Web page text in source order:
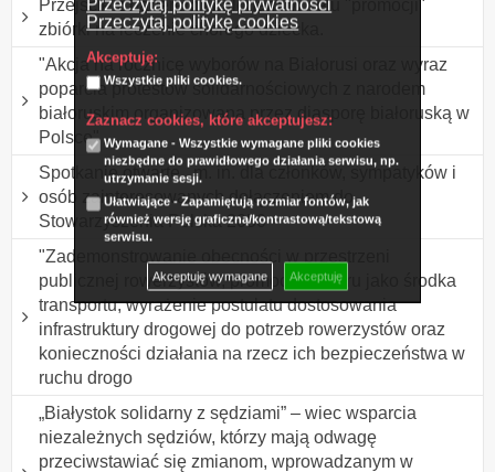
Przeczytaj politykę prywatności
Przeczytaj politykę cookies
Akceptuję:
Wszystkie pliki cookies.
Zaznacz cookies, które akceptujesz:
Wymagane - Wszystkie wymagane pliki cookies
niezbędne do prawidłowego działania serwisu, np.
utrzymanie sesji.
Ułatwiające - Zapamiętują rozmiar fontów, jak
również wersję graficzną/kontrastową/tekstową
serwisu.
Akceptuję wymagane Akceptuję
Przejście z banerem i balonami w celu "promocji"
zbiórki na leczenie chorego dziecka.
"Akcja na rocznicę wyborów na Białorusi oraz wyraz
poparcia protestów solidarnościowych z narodem
białoruskim organizowana przez diasporę białoruską w
Polsce"
Spotkanie otwarte , m. in. dla członków, sympatyków i
osób zainteresowanych dołączeniem do
Stowarzyszenia Polska 2050
"Zademonstrowanie obecności w przestrzeni
publicznej rowerzystów, promocja roweru jako środka
transportu, wyrażenie postulatu dostosowania
infrastruktury drogowej do potrzeb rowerzystów oraz
konieczności działania na rzecz ich bezpieczeństwa w
ruchu drogo
„Białystok solidarny z sędziami” – wiec wsparcia
niezależnych sędziów, którzy mają odwagę
przeciwstawiać się zmianom, wprowadzanym w